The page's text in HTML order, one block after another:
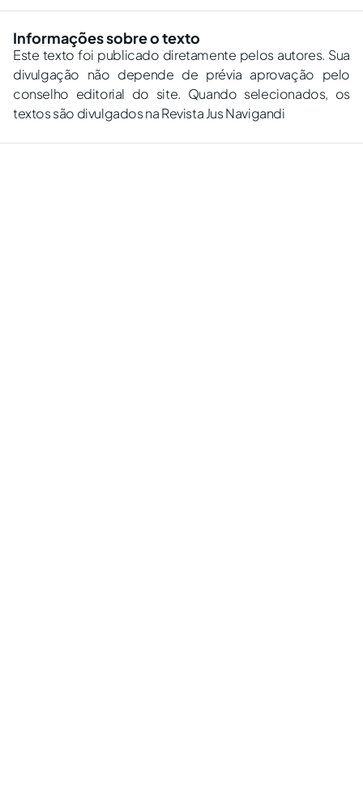
Informações sobre o texto
Este texto foi publicado diretamente pelos autores. Sua
divulgação não depende de prévia aprovação pelo
conselho editorial do site. Quando selecionados, os
textos são divulgados na Revista Jus Navigandi